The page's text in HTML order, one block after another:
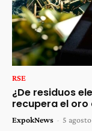
RSE
¿De residuos
recupera el oro
ExpokNews - 5